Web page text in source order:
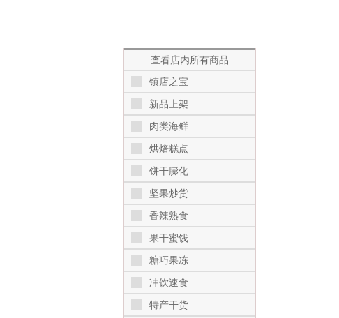
查看店内所有商品
镇店之宝
新品上架
肉类海鲜
烘焙糕点
饼干膨化
坚果炒货
香辣熟食
果干蜜饯
糖巧果冻
冲饮速食
特产干货